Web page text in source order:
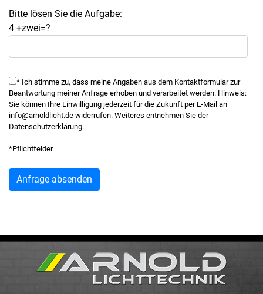
Bitte lösen Sie die Aufgabe:
4 +zwei=?
* Ich stimme zu, dass meine Angaben aus dem Kontaktformular zur
Beantwortung meiner Anfrage erhoben und verarbeitet werden. Hinweis:
Sie können Ihre Einwilligung jederzeit für die Zukunft per E-Mail an
info@arnoldlicht.de widerrufen. Weiteres entnehmen Sie der
Datenschutzerklärung.
*Pflichtfelder